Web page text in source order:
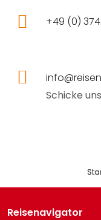
+49 (0)
Schicke
Reisenavigator